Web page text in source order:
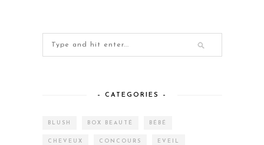
– CATEGORIES –
BLUSH BOX BEAUTÉ BÉBÉ
CHEVEUX CONCOURS EVEIL